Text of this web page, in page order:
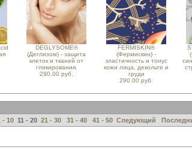
DEGLYSOME®
(Деглизом) - защита
клеток и тканей от
гликирования.
290.00 руб.
FERMISKIN®
(Фермискин) -
эластичность и тонус
кожи лица, декольте и
груди
290.00 руб.
- 1011 - 20 21 - 30 31 - 40 41 - 50 Следующий